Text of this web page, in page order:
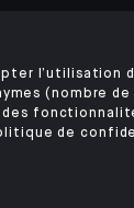
LÉGALES
l’utilisation
(nombre de
de